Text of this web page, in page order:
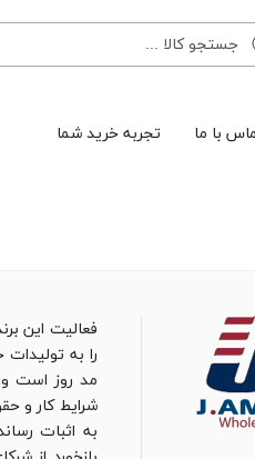
با ما تجربه خرید شما
را به
مد روز است و